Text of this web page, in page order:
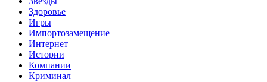
Здоровье
Игры
Импортозамещение
Интернет
Истории
Компании
Криминал